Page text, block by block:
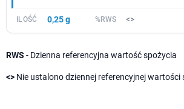
0,25 g <>
RWS - Dzienna referencyjna wartość spożycia
<> Nie ustalono dziennej referencyjnej wartości